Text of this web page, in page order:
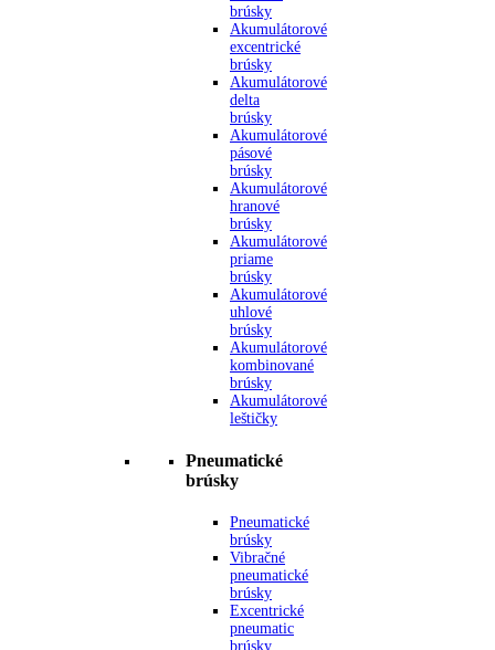
brúsky
Akumulátorové
excentrické
brúsky
Akumulátorové
delta
brúsky
Akumulátorové
pásové
brúsky
Akumulátorové
hranové
brúsky
Akumulátorové
priame
brúsky
Akumulátorové
uhlové
brúsky
Akumulátorové
kombinované
brúsky
Akumulátorové
leštičky
Pneumatické
brúsky
Pneumatické
brúsky
Vibračné
pneumatické
brúsky
Excentrické
pneumatic
brúsky